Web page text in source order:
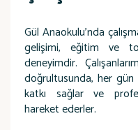
Gül Anaokulu’nda
gelişimi, eğitim ve
deneyimdir.
doğrultusunda, her gün
katkı sağlar ve
hareket ederler.